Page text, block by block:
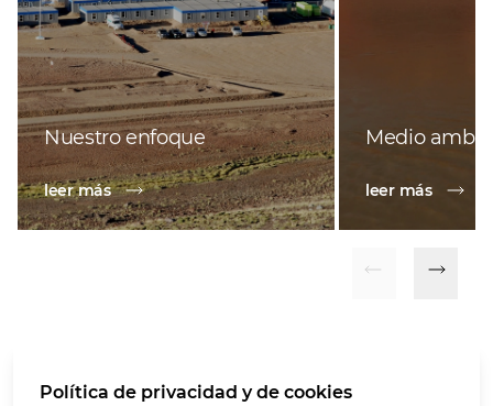
Nuestro enfoque
leer más
Medio
leer más
Términos de uso
Política de privacidad y de cookies